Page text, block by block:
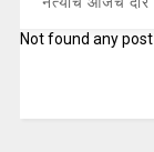
Not found any post